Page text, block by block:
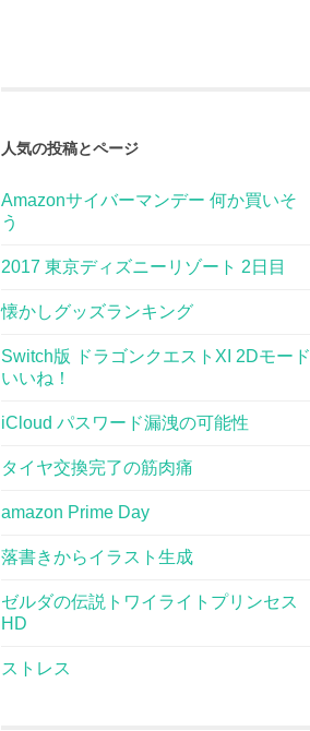
人気の投稿とページ
Amazonサイバーマンデー 何か買いそ
う
2017 東京ディズニーリゾート 2日目
懐かしグッズランキング
Switch版 ドラゴンクエストXI 2Dモード
いいね！
iCloud パスワード漏洩の可能性
タイヤ交換完了の筋肉痛
amazon Prime Day
落書きからイラスト生成
ゼルダの伝説トワイライトプリンセス
HD
ストレス